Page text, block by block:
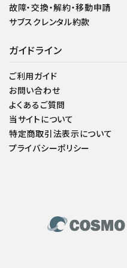
故障・交換・解約・移動申請
サブスクレンタル約款
ガイドライン
ご利用ガイド
お問い合わせ
よくあるご質問
当サイトについて
特定商取引法表示について
プライバシーポリシー